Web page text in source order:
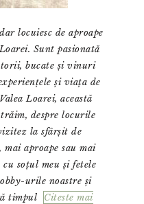
locuiesc de aproape
Sunt pasionată
bucate și vinuri
și viața de
Loarei, această
despre locurile
la sfârșit de
mai aproape sau mai
cu soțul meu și fetele
urile noastre și
timpul
Citeste mai